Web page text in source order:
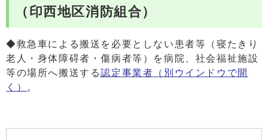
（印西地区消防組合）
◆救急車による搬送を必要としない患者等（寝たきり
老人・身体障碍者・傷病者等）を病院、社会福祉施設
等の場所へ搬送する認定事業者 （別ウインドウで開
く）
。